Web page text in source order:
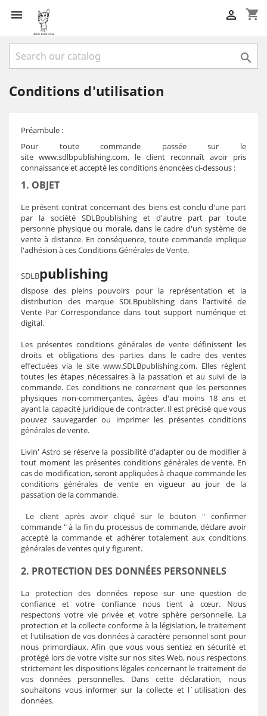
 shopping_cart


Conditions d'utilisation
Préambule :
Pour toute commande passée sur le
site www.sdlbpublishing.com, le client reconnaît avoir pris
connaissance et accepté les conditions énoncées ci-dessous :
1. OBJET
Le présent contrat concernant des biens est conclu d'une part
par la société SDLBpublishing et d'autre part par toute
personne physique ou morale, dans le cadre d'un système de
vente à distance. En conséquence, toute commande implique
l'adhésion à ces Conditions Générales de Vente.
SDLBpublishing
dispose des pleins pouvoirs pour la représentation et la
distribution des marque SDLBpublishing dans l'activité de
Vente Par Correspondance dans tout support numérique et
digital.
Les présentes conditions générales de vente définissent les
droits et obligations des parties dans le cadre des ventes
effectuées via le site www.SDLBpublishing.com. Elles règlent
toutes les étapes nécessaires à la passation et au suivi de la
commande. Ces conditions ne concernent que les personnes
physiques non-commerçantes, âgées d'au moins 18 ans et
ayant la capacité juridique de contracter. Il est précisé que vous
pouvez sauvegarder ou imprimer les présentes conditions
générales de vente.
Livin' Astro se réserve la possibilité d'adapter ou de modifier à
tout moment les présentes conditions générales de vente. En
cas de modification, seront appliquées à chaque commande les
conditions générales de vente en vigueur au jour de la
passation de la commande.
Le client après avoir cliqué sur le bouton " confirmer
commande " à la fin du processus de commande, déclare avoir
accepté la commande et adhérer totalement aux conditions
générales de ventes qui y figurent.
2. PROTECTION DES DONNÉES PERSONNELS
La protection des données repose sur une question de
confiance et votre confiance nous tient à cœur. Nous
respectons votre vie privée et votre sphère personnelle. La
protection et la collecte conforme à la législation, le traitement
et l'utilisation de vos données à caractère personnel sont pour
nous primordiaux. Afin que vous vous sentiez en sécurité et
protégé lors de votre visite sur nos sites Web, nous respectons
strictement les dispositions légales concernant le traitement de
vos données personnelles. Dans cette déclaration, nous
souhaitons vous informer sur la collecte et l´utilisation des
données.